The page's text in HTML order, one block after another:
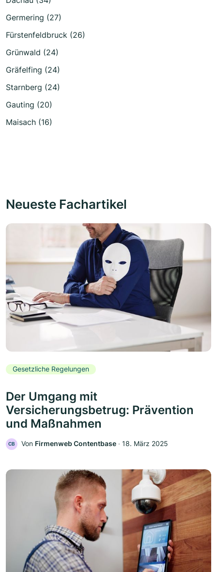
Germering (27)
Fürstenfeldbruck (26)
Grünwald (24)
Gräfelfing (24)
Starnberg (24)
Gauting (20)
Maisach (16)
Neueste Fachartikel
Gesetzliche Regelungen
Der Umgang mit
Versicherungsbetrug: Prävention
und Maßnahmen
CB Von Firmenweb Contentbase ‧ 18. März 2025